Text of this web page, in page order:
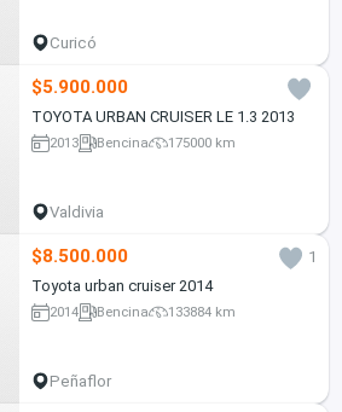
Curicó
$5.900.000
TOYOTA URBAN CRUISER LE 1.3 2013
2013 Bencina 175000 km
Valdivia
$8.500.000
1
Toyota urban cruiser 2014
2014 Bencina 133884 km
Peñaflor